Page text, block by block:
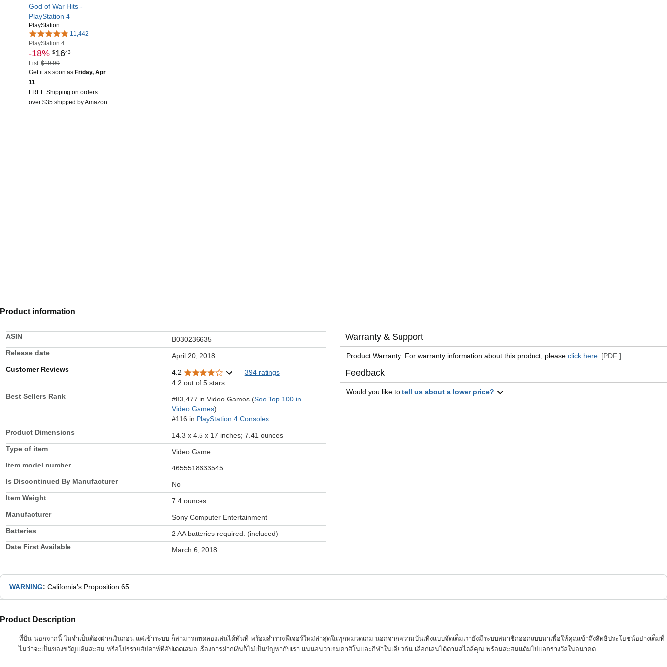
God of War Hits -
PlayStation 4
PlayStation
11,442
PlayStation 4
-18% $1643
List:$19.99
Get it as soon as Friday, Apr
11
FREE Shipping on orders
over $35 shipped by Amazon
Product information
ASIN
B030236635
Release date
April 20, 2018
Customer Reviews
4.2
394 ratings
4.2 out of 5 stars
Best Sellers Rank
#83,477 in Video Games (See Top 100 in
Video Games)
#116 in PlayStation 4 Consoles
Product Dimensions
14.3 x 4.5 x 17 inches; 7.41 ounces
Type of item
Video Game
Item model number
4655518633545
Is Discontinued By Manufacturer
No
Item Weight
7.4 ounces
Manufacturer
Sony Computer Entertainment
Batteries
2 AA batteries required. (included)
Date First Available
March 6, 2018
Warranty & Support
Product Warranty: For warranty information about this product, pleaseclick here. [PDF ]
Feedback
Would you like totell us about a lower price?
WARNING: California’s Proposition 65
Product Description
ที่ปั่น นอกจากนี้ ไม่จำเป็นต้องฝากเงินก่อน แค่เข้าระบบ ก็สามารถทดลองเล่นได้ทันที พร้อมสำรวจฟีเจอร์ใหม่ล่าสุดในทุกหมวดเกม นอกจากความบันเทิงแบบจัดเต็มเรายังมีระบบสมาชิกออกแบบมาเพื่อให้คุณเข้าถึงสิทธิประโยชน์อย่างเต็มที่
ไม่ว่าจะเป็นของขวัญแต้มสะสม หรือโปรรายสัปดาห์ที่อัปเดตเสมอ เรื่องการฝากเงินก็ไม่เป็นปัญหากับเรา แน่นอนว่าเกมคาสิโนและกีฬาในเดียวกัน เลือกเล่นได้ตามสไตล์คุณ พร้อมสะสมแต้มไปแลกรางวัลในอนาคต